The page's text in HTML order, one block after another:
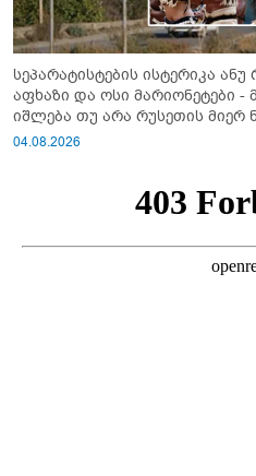
სეპარატისტების ისტერიკა
აფხაზი და ოსი მარიონეტები -
იშლება თუ არა რუსეთის მიერ
სისტემა?!
04.08.2026